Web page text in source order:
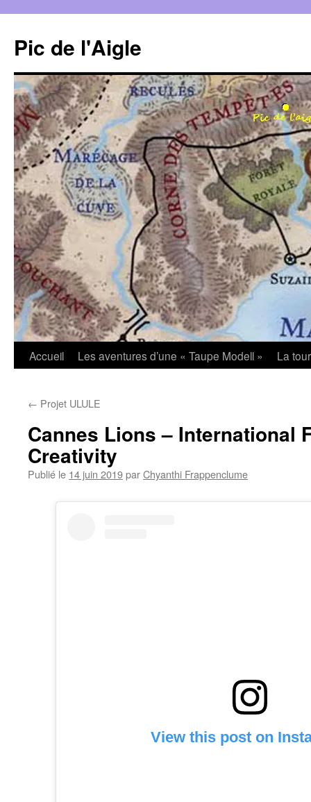
contenu
Pic de l'Aigle
Accueil Les aventures d’une « Taupe Modell » La
← Projet ULULE
Cannes Lions – International
Creativity
Publié le 14 juin 2019parChyanthi Frappenclume
View this post on